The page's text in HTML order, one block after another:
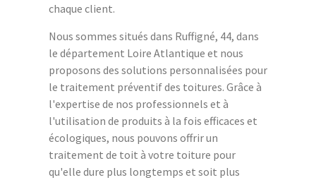
chaque client.
Nous sommes situés dans Ruffigné, 44, dans
le département Loire Atlantique et nous
proposons des solutions personnalisées pour
le traitement préventif des toitures. Grâce à
l'expertise de nos professionnels et à
l'utilisation de produits à la fois efficaces et
écologiques, nous pouvons offrir un
traitement de toit à votre toiture pour
qu'elle dure plus longtemps et soit plus